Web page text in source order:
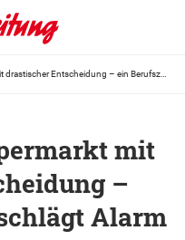
mit
–
Alarm